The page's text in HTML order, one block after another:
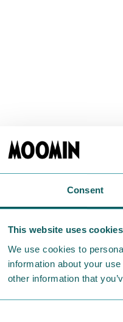
Consent
This website uses cookies
We use cookies to
information about your
other information that